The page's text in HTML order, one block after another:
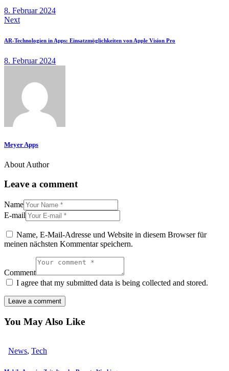
8. Februar 2024
Next
AR-Technologien in Apps: Einsatzmöglichkeiten von Apple Vision Pro
8. Februar 2024
Meyer Apps
About Author
Leave a comment
Name
E-mail
Name, E-Mail-Adresse und Website in diesem Browser für
meinen nächsten Kommentar speichern.
Comment
I agree that my submitted data is being collected and stored.
You May Also Like
News, Tech